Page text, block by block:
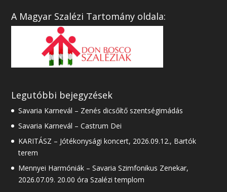
A Magyar Szalézi Tartomány oldala:
Legutóbbi bejegyzések
Savaria Karnevál – Zenés dicsőítő szentségimádás
Savaria Karnevál – Castrum Dei
KARITÁSZ – Jótékonysági koncert, 2026.09.12., Bartók
terem
Mennyei Harmóniák – Savaria Szimfonikus Zenekar,
2026.07.09. 20.00 óra Szalézi templom